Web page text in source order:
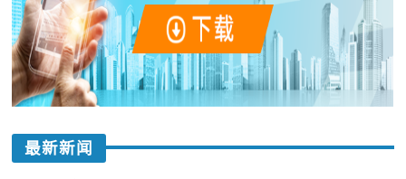
最新新闻